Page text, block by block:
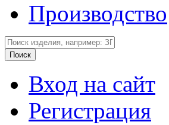
Производство
Вход на сайт
Регистрация